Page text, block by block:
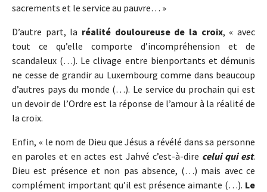
sacrements et le service au pauvre… »
D’autre part, la réalité douloureuse de la croix, « avec
tout ce qu’elle comporte d’incompréhension et de
scandaleux (…). Le clivage entre bienportants et démunis
ne cesse de grandir au Luxembourg comme dans beaucoup
d’autres pays du monde (…). Le service du prochain qui est
un devoir de l’Ordre est la réponse de l’amour à la réalité de
la croix.
Enfin, « le nom de Dieu que Jésus a révélé dans sa personne
en paroles et en actes est Jahvé c’est-à-dire celui qui est.
Dieu est présence et non pas absence, (…) mais avec ce
complément important qu’il est présence aimante (…). Le